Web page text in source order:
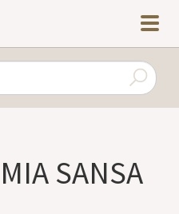
SANSA